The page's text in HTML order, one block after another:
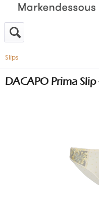
Slips
DACAPO Prima